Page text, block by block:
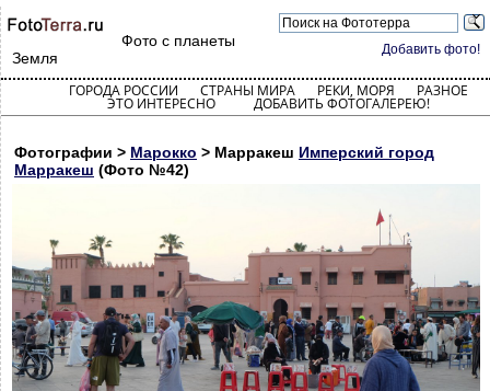
Добавить фото!
Фото с планеты
Земля
ГОРОДА РОССИИ СТРАНЫ МИРА РЕКИ, МОРЯ РАЗНОЕ
ЭТО ИНТЕРЕСНО ДОБАВИТЬ ФОТОГАЛЕРЕЮ!
Фотографии > Марокко > Марракеш Имперский город
Марракеш (Фото №42)